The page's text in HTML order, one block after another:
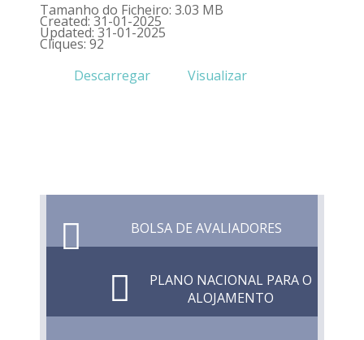
Tamanho do Ficheiro: 3.03 MB
Created: 31-01-2025
Updated: 31-01-2025
Cliques: 92
Descarregar
Visualizar
BOLSA DE AVALIADORES
PLANO NACIONAL PARA O
ALOJAMENTO